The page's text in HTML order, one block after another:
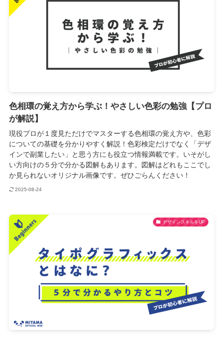
色相環の覚え方から学ぶ！やさしい色彩の勉強【プロ
が解説】
現役プロが１度見ただけでマスターする色相環の覚え方や、色彩
についての基礎を分かりやすく解説！色彩検定だけでなく「デザ
インで副業したい」と思う方にも役立つ情報満載です。いそがし
い方向けの５分で分かる図解もあります。図解はどれもここでし
か見られないオリジナル画像です。ぜひごらんください！
2025-08-24
デザインスキルをUP